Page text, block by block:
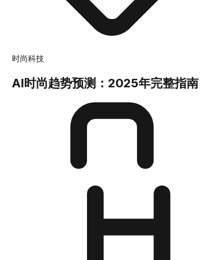
时尚科技
AI时尚趋势预测：2025年完整指南